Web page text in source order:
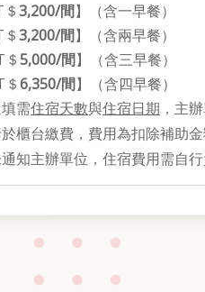
3,200/間】（含一早餐）
3,200/間】（含兩早餐）
5,000/間】（含三早餐）
6,350/間】（含四早餐）
需住宿天數與住宿日期 ，主
櫃台繳費，費用為扣除補助金
知主辦單位，住宿費用需自行